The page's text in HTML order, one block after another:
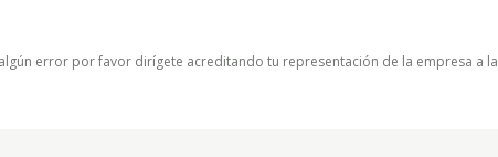
error por favor dirígete acreditando tu representación de la empresa a la